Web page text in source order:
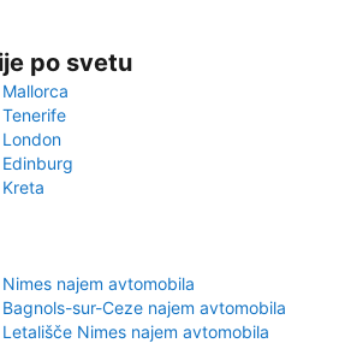
po svetu
Mallorca
Tenerife
London
Edinburg
Kreta
Nimes najem avtomobila
Bagnols-sur-Ceze najem avtomobila
Letališče Nimes najem avtomobila